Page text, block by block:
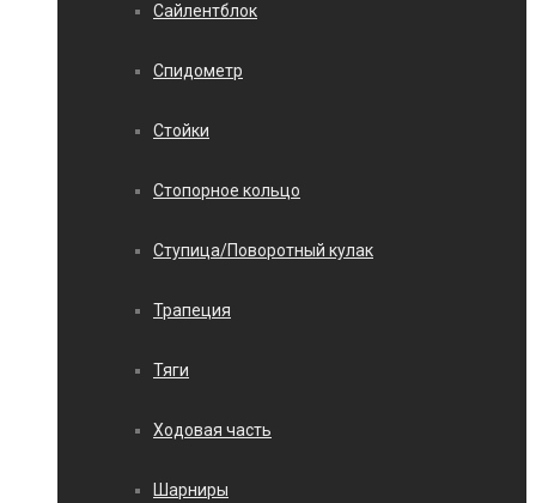
Сайлентблок
Спидометр
Стойки
Стопорное кольцо
Ступица/Поворотный кулак
Трапеция
Тяги
Ходовая часть
Шарниры